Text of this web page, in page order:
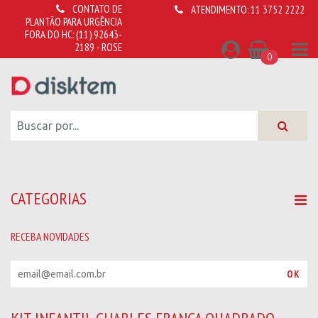
CONTATO DE
PLANTÃO PARA URGÊNCIA
FORA DO HC:(11) 92643-
2189 - ROSE
ATENDIMENTO:11 3752 2222
0
CATEGORIAS
RECEBA NOVIDADES
OK